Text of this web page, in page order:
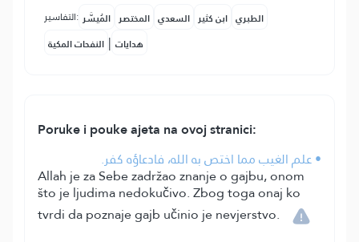
التفاسير: المُيسَّر المختصر السعدي ابن كثير الطبري
النفحات المكية | هدايات
Poruke i pouke ajeta na ovoj stranici:
• علم الغيب مما اختص به الله، فادعاؤه كفر.
Allah je za Sebe zadržao znanje o gajbu, onom
što je ljudima nedokučivo. Zbog toga onaj ko
tvrdi da poznaje gajb učinio je nevjerstvo.